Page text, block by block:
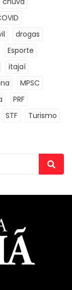
drogas
Esporte
itajaí
MPSC
PRF
STF
Turismo